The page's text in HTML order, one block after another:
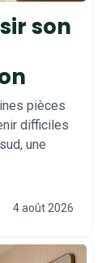
son
pièces
difficiles
une
4 août 2026